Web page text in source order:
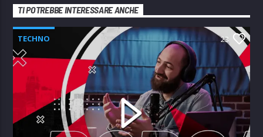
TI POTREBBE INTERESSARE ANCHE
TECHNO 23